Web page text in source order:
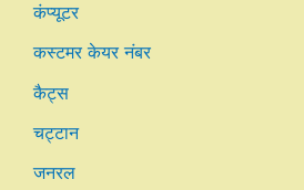
कंप्यूटर
कस्टमर केयर नंबर
कैट्स
चट्टान
जनरल